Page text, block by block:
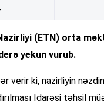
(ETN) orta
yekun vurub.
verir ki, nazirliyin
İdarəsi təhsil